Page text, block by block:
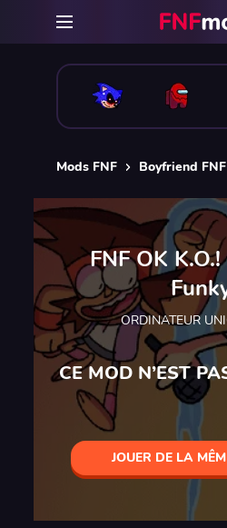
Mods FNF Boyfriend
FNF OK
ORDINATEUR
CE MOD N’EST
JOUER DE LA